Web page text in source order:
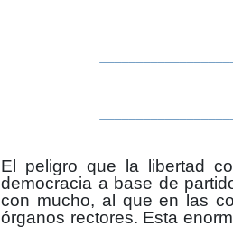
El peligro que la libertad
democracia a base de
con mucho, al que en las
órganos rectores. Esta